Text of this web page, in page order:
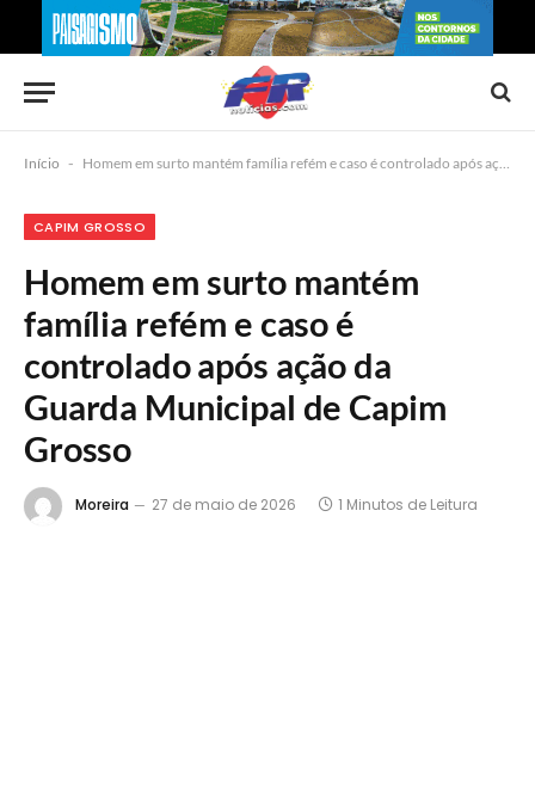
Início - Homem em surto mantém família refém e caso é controlado após ação da Guarda Municipal de Capim Grosso
CAPIM GROSSO
Homem em surto mantém
família refém e caso é
controlado após ação da
Guarda Municipal de Capim
Grosso
Moreira 27 de maio de 2026 1 Minutos de Leitura